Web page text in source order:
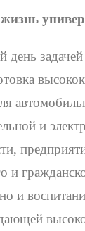
задачей
и
и
и